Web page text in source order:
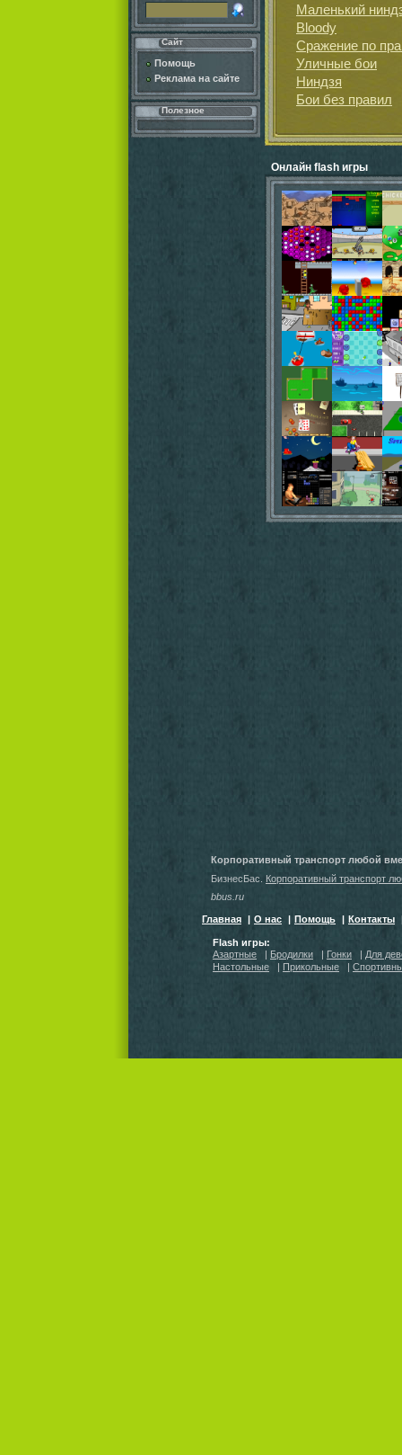
Сайт
Помощь
Реклама на сайте
Полезное
Маленький
Bloody
Сражение по
Уличные бои
Ниндзя
Бои без правил
Онлайн flash игры
Корпоративный транспорт любой
БизнесБас. Корпоративный транспорт
bbus.ru
Главная | О нас | Помощь | Контакты
Flash игры:
Азартные
| Бродилки | Гонки | Для
Настольные
| Прикольные |